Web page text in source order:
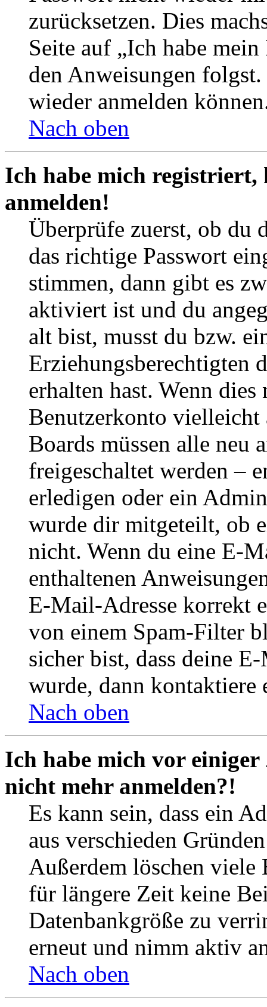
zurücksetzen. Dies
Seite auf „Ich habe
den Anweisungen
wieder anmelden
Nach oben
Ich habe mich
anmelden!
Überprüfe zuerst, ob du
das richtige Passwort
stimmen, dann gibt es
aktiviert ist und du
alt bist, musst du bzw.
Erziehungsberechtigten
erhalten hast. Wenn
Benutzerkonto
Boards müssen alle neu
freigeschaltet werden –
erledigen oder ein
wurde dir mitgeteilt, ob
nicht. Wenn du eine E-
enthaltenen
E-Mail-Adresse korrekt
von einem Spam-Filter
sicher bist, dass deine
wurde, dann kontaktiere
Nach oben
Ich habe mich vor
nicht mehr anmelden?!
Es kann sein, dass ein
aus verschieden
Außerdem löschen viele
für längere Zeit keine
Datenbankgröße zu
erneut und nimm aktiv
Nach oben